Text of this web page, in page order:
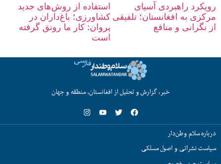
رویکرد را‌هبردی آسیای
مرکزی به افغانستان؛ تلفیقی
از نگرانی و منافع
استفاده از روش‌های جدید
کشاورزی؛ باغ‌داران در
پروان: کار ما رونق گرفته
است
خبر، گزارش و تحلیل از افغانستان، منطقه و جهان
درباره سلام وطن‌دار
سیاست نشراتی و اصول مسلکی